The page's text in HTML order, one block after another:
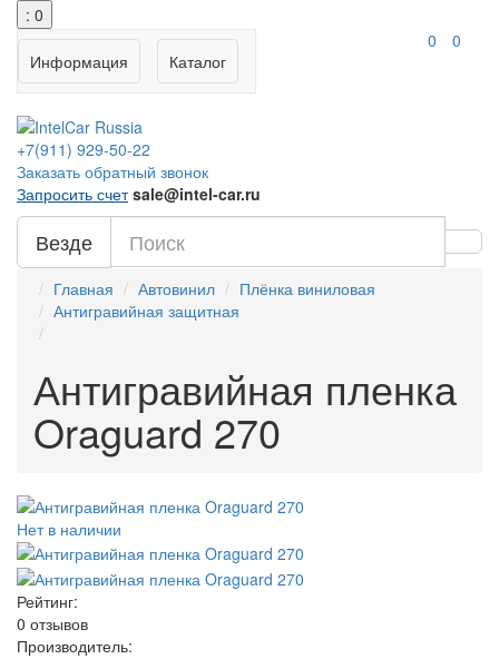
: 0
Каталог
Информация
0 0
+7(911) 929-50-22
Заказать обратный звонок
Запросить счет sale@intel-car.ru
Везде
Главная Автовинил
Плёнка виниловая
Антигравийная защитная
Антигравийная пленка
Oraguard 270
Нет в наличии
Рейтинг:
0 отзывов
Производитель: